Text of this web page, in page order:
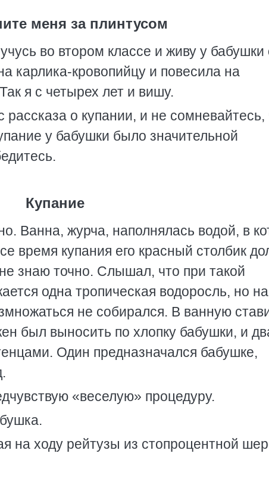
меня за плинтусом
во втором классе и живу у бабушки
карлика-кровопийцу и повесила на
я с четырех лет и вишу.
о купании, и не сомневайтесь,
у бабушки было значительной
Купание
Ванна, журча, наполнялась водой, в
время купания его красный столбик
знаю точно. Слышал, что при такой
одна тропическая водоросль, но на
не собирался. В ванную
был выносить по хлопку бабушки, и
Один предназначался бабушке,
«веселую» процедуру.
ходу рейтузы из стопроцентной